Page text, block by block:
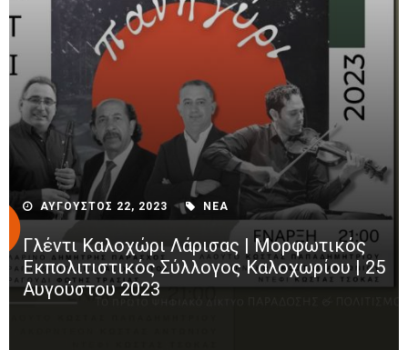
ΑΥΓΟΥΣΤΟΣ 22, 2023 ΝΕΑ
Γλέντι Καλοχώρι Λάρισας | Μορφωτικός
Εκπολιτιστικός Σύλλογος Καλοχωρίου | 25
Αυγούστου 2023